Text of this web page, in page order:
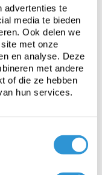
advertenties te
media te bieden
Ook delen we
met onze
en analyse. Deze
met andere
of die ze hebben
hun services.